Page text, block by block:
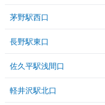
茅野駅西口
長野駅東口
佐久平駅浅間口
軽井沢駅北口